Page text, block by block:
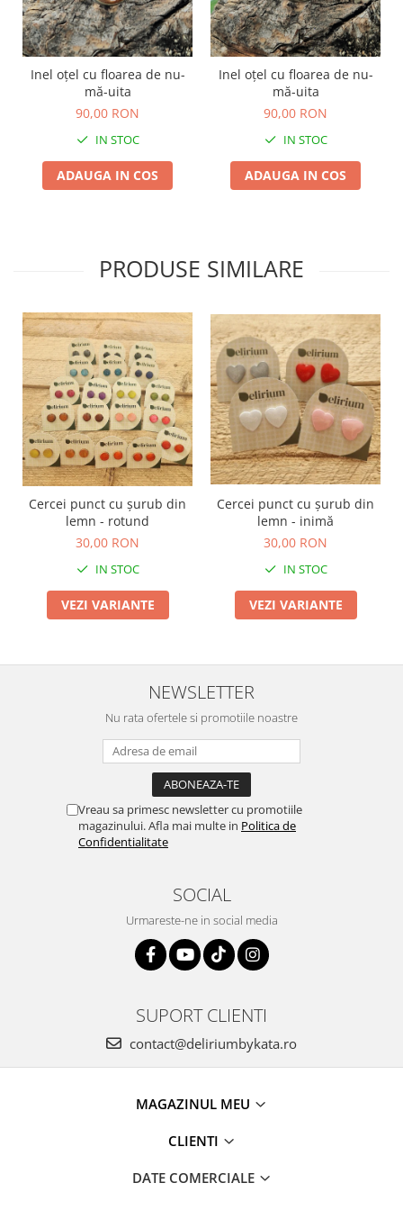
Inel oțel cu floarea de nu-
mă-uita
90,00 RON
IN STOC
ADAUGA IN COS
Inel oțel cu floarea de nu-
mă-uita
90,00 RON
IN STOC
ADAUGA IN COS
PRODUSE SIMILARE
Cercei punct cu șurub din
lemn - rotund
30,00 RON
IN STOC
VEZI VARIANTE
Cercei punct cu șurub din
lemn - inimă
30,00 RON
IN STOC
VEZI VARIANTE
NEWSLETTER
Nu rata ofertele si promotiile noastre
Vreau sa primesc newsletter cu promotiile
magazinului. Afla mai multe in Politica de
Confidentialitate
SOCIAL
Urmareste-ne in social media
SUPORT CLIENTI
contact@deliriumbykata.ro
MAGAZINUL MEU
CLIENTI
DATE COMERCIALE